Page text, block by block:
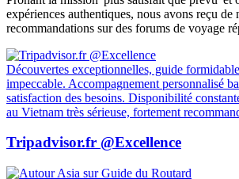
expériences authentiques, nous avons reçu de
recommandations sur des forums de voyage
Découvertes exceptionnelles, guide
impeccable. Accompagnement personnalisé
satisfaction des besoins. Disponibilité
au Vietnam très sérieuse, fortement
Tripadvisor.fr @Excellence